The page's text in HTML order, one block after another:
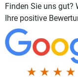
Finden Sie uns gut?
Ihre positive